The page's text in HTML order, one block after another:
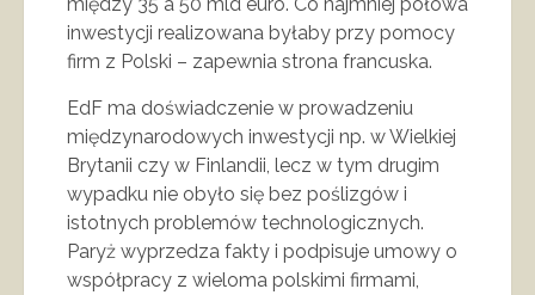
inwestycji realizowana byłaby przy pomocy
firm z Polski – zapewnia strona francuska.
EdF ma doświadczenie w prowadzeniu
międzynarodowych inwestycji np. w Wielkiej
Brytanii czy w Finlandii, lecz w tym drugim
wypadku nie obyło się bez poślizgów i
istotnych problemów technologicznych.
Paryż wyprzedza fakty i podpisuje umowy o
współpracy z wieloma polskimi firmami,